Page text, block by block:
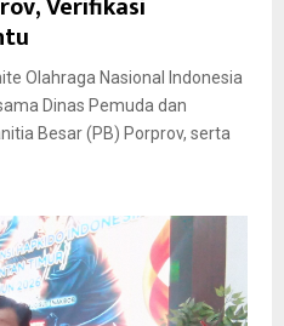
Olahraga Nasional Indonesia
Dinas Pemuda dan
Besar (PB) Porprov, serta